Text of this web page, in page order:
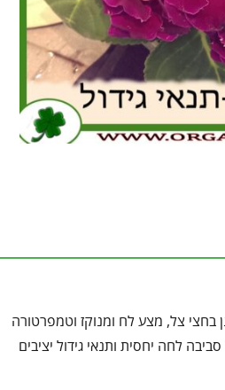
בחצי צל, מצע לח ומנוקז וטמפרטורה
לחה יחסית ותנאי גידול יציבים